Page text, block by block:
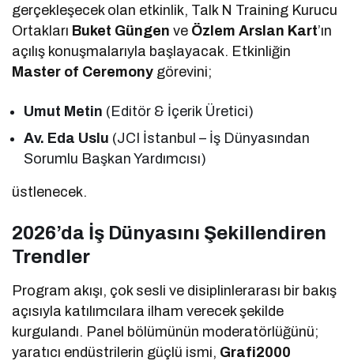
gerçekleşecek olan etkinlik, Talk N Training Kurucu
Ortakları Buket Güngen ve Özlem Arslan Kart’ın
açılış konuşmalarıyla başlayacak. Etkinliğin
Master of Ceremony görevini;
Umut Metin (Editör & İçerik Üretici)
Av. Eda Uslu (JCI İstanbul – İş Dünyasından
Sorumlu Başkan Yardımcısı)
üstlenecek.
2026’da İş Dünyasını Şekillendiren
Trendler
Program akışı, çok sesli ve disiplinlerarası bir bakış
açısıyla katılımcılara ilham verecek şekilde
kurgulandı. Panel bölümünün moderatörlüğünü;
yaratıcı endüstrilerin güçlü ismi, Grafi2000